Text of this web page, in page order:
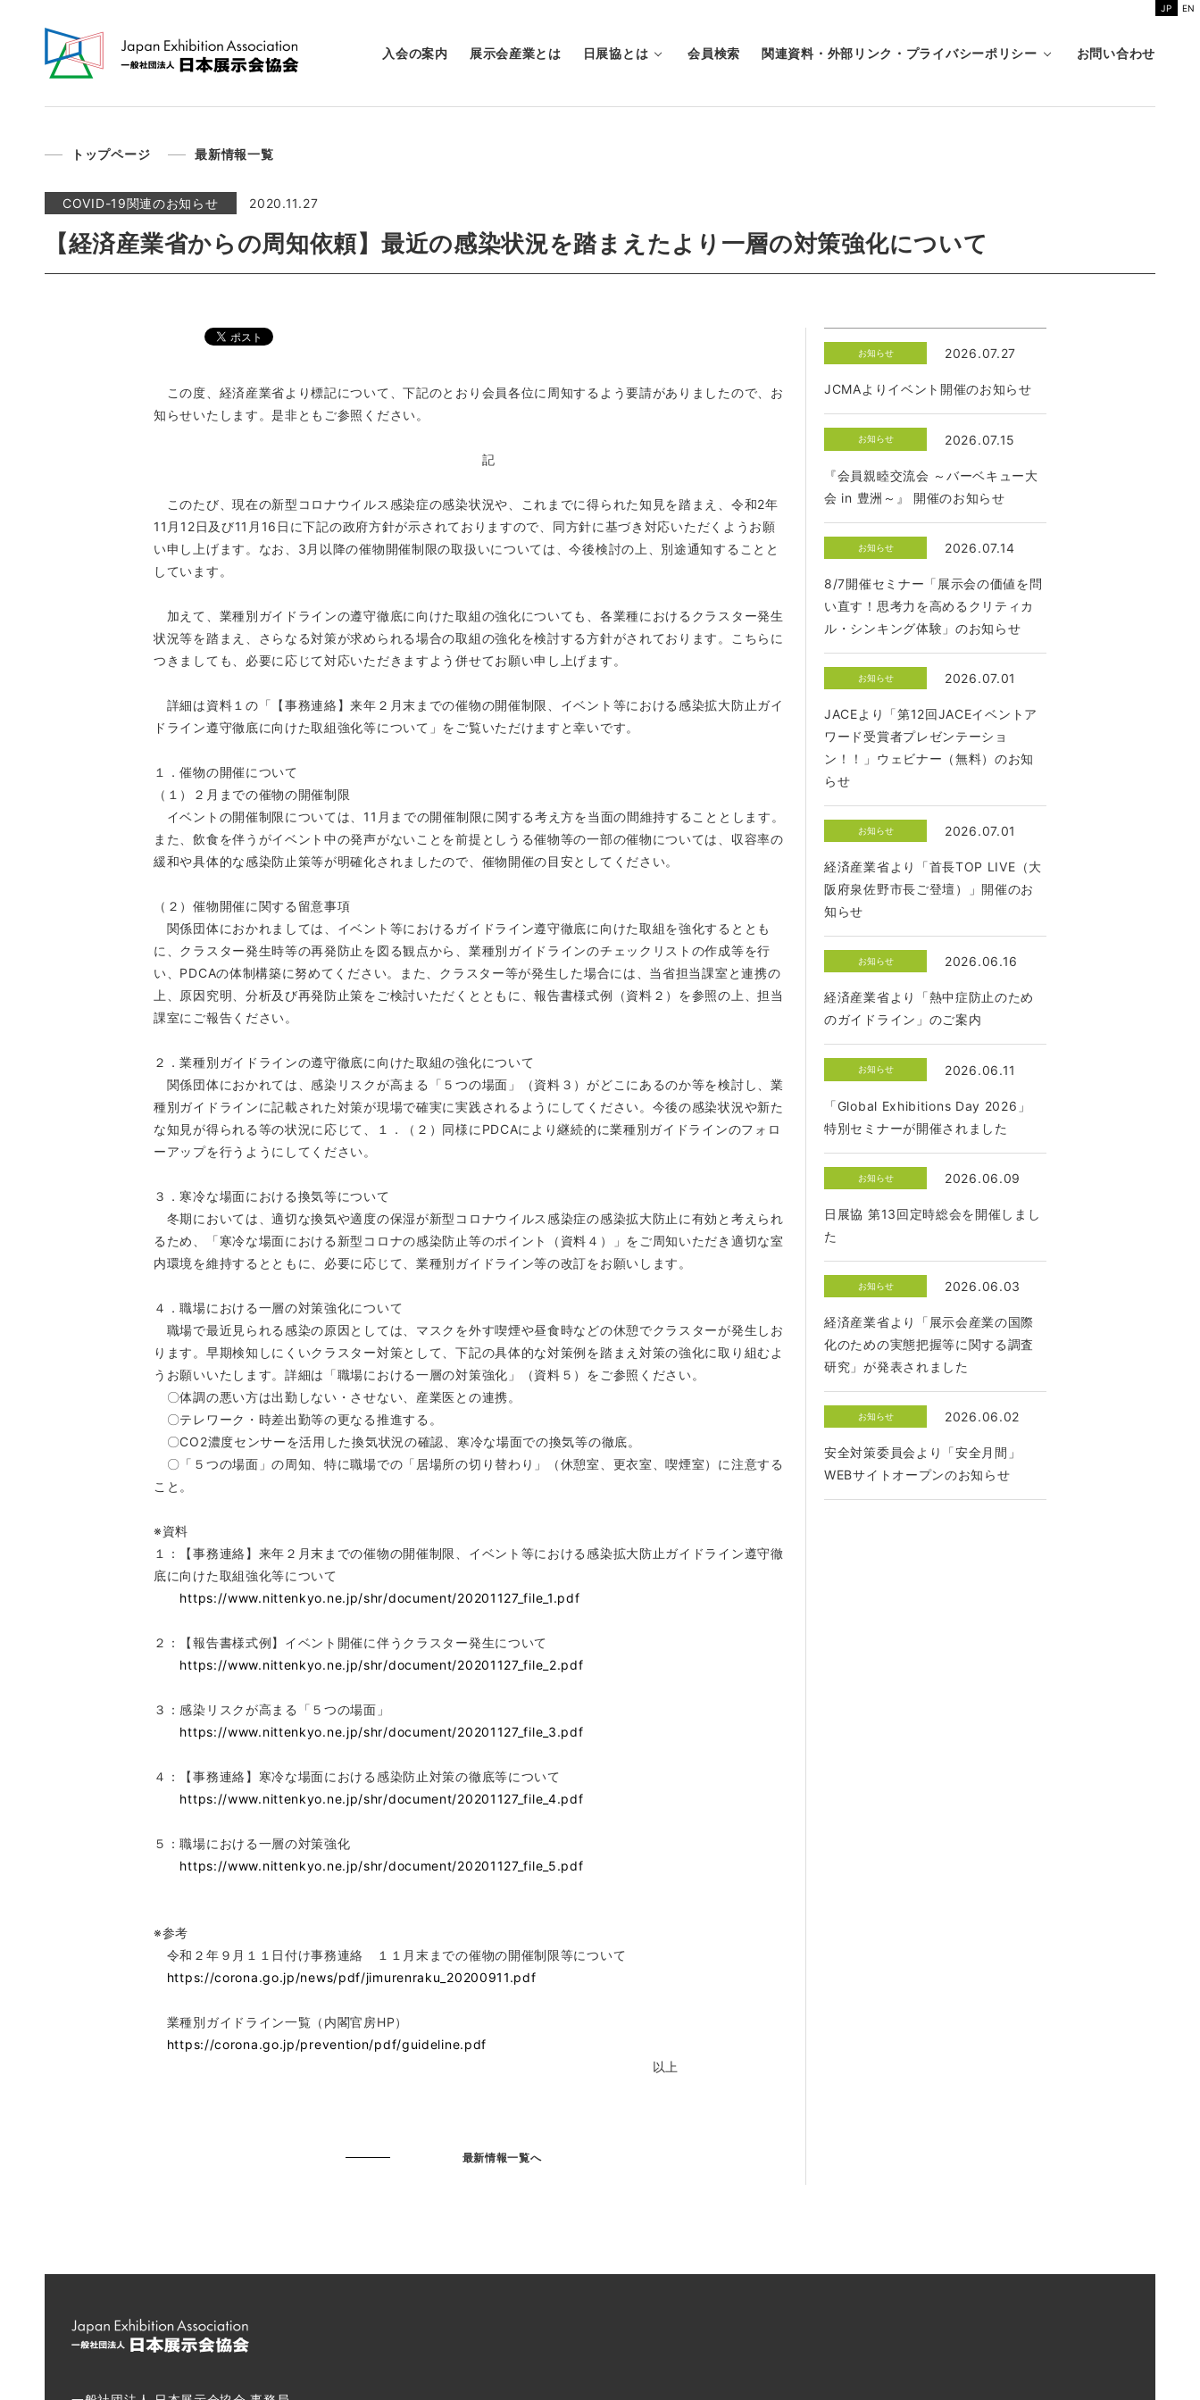
入会の案内 展示会産業とは 日展協とは 会員検索 関連資料・外部リンク・プライバシーポリシー お問い合わせ
JP EN
トップページ 最新情報一覧
COVID-19関連のお知らせ 2020.11.27
【経済産業省からの周知依頼】最近の感染状況を踏まえたより一層の対策強化について
この度、経済産業省より標記について、下記のとおり会員各位に周知するよう要請がありましたので、お
知らせいたします。是非ともご参照ください。
記
このたび、現在の新型コロナウイルス感染症の感染状況や、これまでに得られた知見を踏まえ、令和2年
11月12日及び11月16日に下記の政府方針が示されておりますので、同方針に基づき対応いただくようお願
い申し上げます。なお、3月以降の催物開催制限の取扱いについては、今後検討の上、別途通知することと
しています。
加えて、業種別ガイドラインの遵守徹底に向けた取組の強化についても、各業種におけるクラスター発生
状況等を踏まえ、さらなる対策が求められる場合の取組の強化を検討する方針がされております。こちらに
つきましても、必要に応じて対応いただきますよう併せてお願い申し上げます。
詳細は資料１の「【事務連絡】来年２月末までの催物の開催制限、イベント等における感染拡大防止ガイ
ドライン遵守徹底に向けた取組強化等について」をご覧いただけますと幸いです。
１．催物の開催について
（１）２月までの催物の開催制限
イベントの開催制限については、11月までの開催制限に関する考え方を当面の間維持することとします。
また、飲食を伴うがイベント中の発声がないことを前提としうる催物等の一部の催物については、収容率の
緩和や具体的な感染防止策等が明確化されましたので、催物開催の目安としてください。
（２）催物開催に関する留意事項
関係団体におかれましては、イベント等におけるガイドライン遵守徹底に向けた取組を強化するととも
に、クラスター発生時等の再発防止を図る観点から、業種別ガイドラインのチェックリストの作成等を行
い、PDCAの体制構築に努めてください。また、クラスター等が発生した場合には、当省担当課室と連携の
上、原因究明、分析及び再発防止策をご検討いただくとともに、報告書様式例（資料２）を参照の上、担当
課室にご報告ください。
２．業種別ガイドラインの遵守徹底に向けた取組の強化について
関係団体におかれては、感染リスクが高まる「５つの場面」（資料３）がどこにあるのか等を検討し、業
種別ガイドラインに記載された対策が現場で確実に実践されるようにしてください。今後の感染状況や新た
な知見が得られる等の状況に応じて、１．（２）同様にPDCAにより継続的に業種別ガイドラインのフォロ
ーアップを行うようにしてください。
３．寒冷な場面における換気等について
冬期においては、適切な換気や適度の保湿が新型コロナウイルス感染症の感染拡大防止に有効と考えられ
るため、「寒冷な場面における新型コロナの感染防止等のポイント（資料４）」をご周知いただき適切な室
内環境を維持するとともに、必要に応じて、業種別ガイドライン等の改訂をお願いします。
４．職場における一層の対策強化について
職場で最近見られる感染の原因としては、マスクを外す喫煙や昼食時などの休憩でクラスターが発生しお
ります。早期検知しにくいクラスター対策として、下記の具体的な対策例を踏まえ対策の強化に取り組むよ
うお願いいたします。詳細は「職場における一層の対策強化」（資料５）をご参照ください。
〇体調の悪い方は出勤しない・させない、産業医との連携。
〇テレワーク・時差出勤等の更なる推進する。
〇CO2濃度センサーを活用した換気状況の確認、寒冷な場面での換気等の徹底。
〇「５つの場面」の周知、特に職場での「居場所の切り替わり」（休憩室、更衣室、喫煙室）に注意する
こと。
※資料
１：【事務連絡】来年２月末までの催物の開催制限、イベント等における感染拡大防止ガイドライン遵守徹
底に向けた取組強化等について
https://www.nittenkyo.ne.jp/shr/document/20201127_file_1.pdf
２：【報告書様式例】イベント開催に伴うクラスター発生について
https://www.nittenkyo.ne.jp/shr/document/20201127_file_2.pdf
３：感染リスクが高まる「５つの場面」
https://www.nittenkyo.ne.jp/shr/document/20201127_file_3.pdf
４：【事務連絡】寒冷な場面における感染防止対策の徹底等について
https://www.nittenkyo.ne.jp/shr/document/20201127_file_4.pdf
５：職場における一層の対策強化
https://www.nittenkyo.ne.jp/shr/document/20201127_file_5.pdf
※参考
令和２年９月１１日付け事務連絡 １１月末までの催物の開催制限等について
https://corona.go.jp/news/pdf/jimurenraku_20200911.pdf
業種別ガイドライン一覧（内閣官房HP）
https://corona.go.jp/prevention/pdf/guideline.pdf
以上
最新情報一覧へ
お知らせ 2026.07.27
JCMAよりイベント開催のお知らせ
お知らせ 2026.07.15
『会員親睦交流会 ～バーベキュー大
会 in 豊洲～』 開催のお知らせ
お知らせ 2026.07.14
8/7開催セミナー「展示会の価値を問
い直す！思考力を高めるクリティカ
ル・シンキング体験」のお知らせ
お知らせ 2026.07.01
JACEより「第12回JACEイベントア
ワード受賞者プレゼンテーショ
ン！！」ウェビナー（無料）のお知
らせ
お知らせ 2026.07.01
経済産業省より「首長TOP LIVE（大
阪府泉佐野市長ご登壇）」開催のお
知らせ
お知らせ 2026.06.16
経済産業省より「熱中症防止のため
のガイドライン」のご案内
お知らせ 2026.06.11
「Global Exhibitions Day 2026」
特別セミナーが開催されました
お知らせ 2026.06.09
日展協 第13回定時総会を開催しまし
た
お知らせ 2026.06.03
経済産業省より「展示会産業の国際
化のための実態把握等に関する調査
研究」が発表されました
お知らせ 2026.06.02
安全対策委員会より「安全月間」
WEBサイトオープンのお知らせ